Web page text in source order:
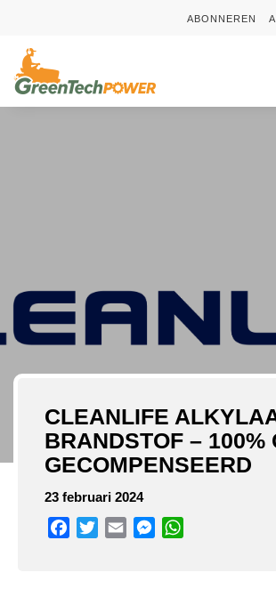
ABONNEREN
CLEANLIFE
BRANDSTOF – 100%
GECOMPENSEERD
23 februari 2024
Facebook
TwitterEmail Messenger